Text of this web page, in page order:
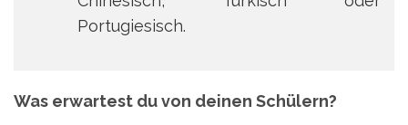
Portugiesisch.
Was erwartest du von deinen Schülern?